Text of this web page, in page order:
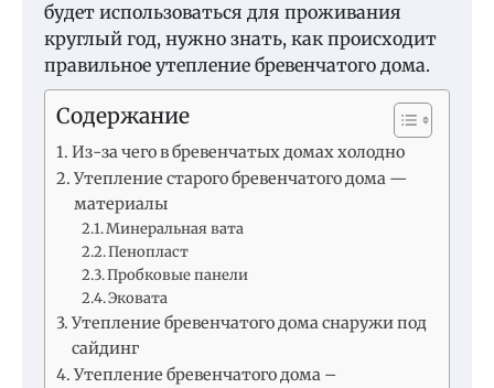
будет использоваться для проживания
круглый год, нужно знать, как происходит
правильное утепление бревенчатого дома.
Содержание
Из-за чего в бревенчатых домах холодно
Утепление старого бревенчатого дома —
материалы
Минеральная вата
Пенопласт
Пробковые панели
Эковата
Утепление бревенчатого дома снаружи под
сайдинг
Утепление бревенчатого дома –